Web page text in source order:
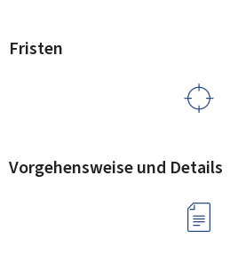
Fristen
Vorgehensweise und Details